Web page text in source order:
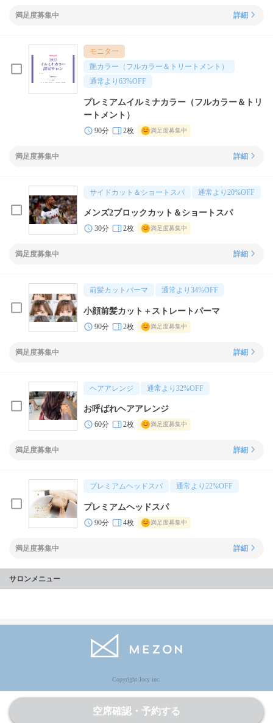
満足度募集中 詳細
モニター
艶カラー（フルカラー＆トリートメント）
通常より 63%OFF
プレミアムイルミナカラー（フルカラー＆トリ
ートメント）
90分 2枚 満足度募集中
満足度募集中 詳細
サイドカット＆ショートスパ 通常より 20%OFF
メンズ2ブロックカット＆ショートスパ
30分 2枚 満足度募集中
満足度募集中 詳細
前髪カットパーマ 通常より 34%OFF
小顔前髪カット＋ストレートパーマ
90分 2枚 満足度募集中
満足度募集中 詳細
ヘアアレンジ 通常より 32%OFF
お呼ばれヘアアレンジ
60分 2枚 満足度募集中
満足度募集中 詳細
プレミアムヘッドスパ 通常より 22%OFF
プレミアムヘッドスパ
90分 4枚 満足度募集中
満足度募集中 詳細
サロンメニュー
空席確認・予約する
Copyright Jocy inc.